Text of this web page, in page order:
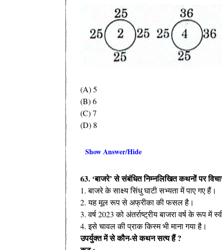
(A) 5
(B) 6
(C) 7
(D) 8
Show Answer/Hide
63. ‘बाजरे’ से संबंधित निम्नलिखित कथनों पर
1. बाजरे के साक्ष्य सिंधु घाटी सभ्यता में पाए गए हैं।
2. यह मूल रूप से अफ्रीका की फसल है।
3. वर्ष 2023 को अंतर्राष्ट्रीय बाजरा वर्ष के रूप में
4. इसे चावल की प्राक किस्म भी माना गया है।
उपर्युक्त में से कौन-से कथन सत्य हैं ?